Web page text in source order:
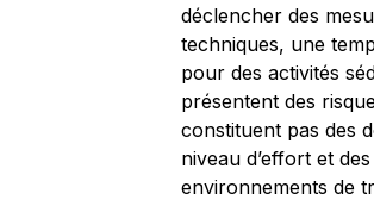
déclencher des
techniques, une
pour des activités
présentent des
constituent pas des
niveau d’effort et
environnements de